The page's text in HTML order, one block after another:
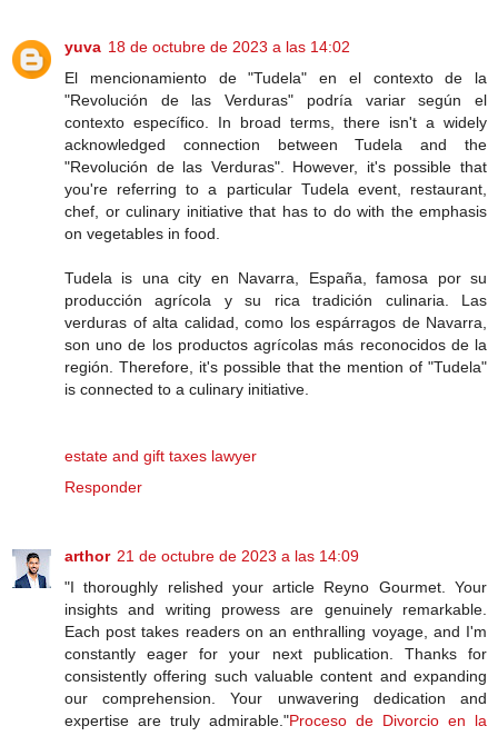
yuva 18 de octubre de 2023 a las 14:02
El mencionamiento de "Tudela" en el contexto de la
"Revolución de las Verduras" podría variar según el
contexto específico. In broad terms, there isn't a widely
acknowledged connection between Tudela and the
"Revolución de las Verduras". However, it's possible that
you're referring to a particular Tudela event, restaurant,
chef, or culinary initiative that has to do with the emphasis
on vegetables in food.
Tudela is una city en Navarra, España, famosa por su
producción agrícola y su rica tradición culinaria. Las
verduras of alta calidad, como los espárragos de Navarra,
son uno de los productos agrícolas más reconocidos de la
región. Therefore, it's possible that the mention of "Tudela"
is connected to a culinary initiative.
estate and gift taxes lawyer
Responder
arthor 21 de octubre de 2023 a las 14:09
"I thoroughly relished your article Reyno Gourmet. Your
insights and writing prowess are genuinely remarkable.
Each post takes readers on an enthralling voyage, and I'm
constantly eager for your next publication. Thanks for
consistently offering such valuable content and expanding
our comprehension. Your unwavering dedication and
expertise are truly admirable."Proceso de Divorcio en la